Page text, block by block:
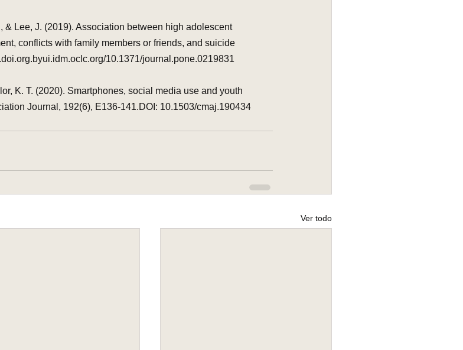
& Lee, J. (2019). Association between high adolescent
conflicts with family members or friends, and suicide
10.1371/journal.pone.0219831
K. T. (2020). Smartphones, social media use and youth
Journal, 192(6), E136-141.DOI: 10.1503/cmaj.190434
Ver todo